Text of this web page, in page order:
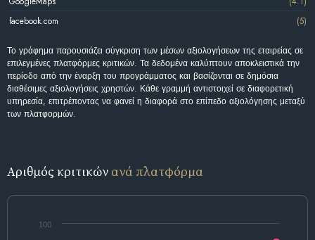
facebook.com
(5)
Το γράφημα παρουσιάζει σύγκριση των μέσων αξιολογήσεων της εταιρείας σε
επιλεγμένες πλατφόρμες κριτικών. Τα δεδομένα καλύπτουν αποκλειστικά την
περίοδο από την έναρξη του προγράμματος και βασίζονται σε δημόσια
διαθέσιμες αξιολογήσεις χρηστών. Κάθε γραμμή αντιστοιχεί σε διαφορετική
υπηρεσία, επιτρέποντας να φανεί η διαφορά στο επίπεδο αξιολόγησης μεταξύ
των πλατφορμών.
Αριθμός κριτικών ανά πλατφόρμα
100